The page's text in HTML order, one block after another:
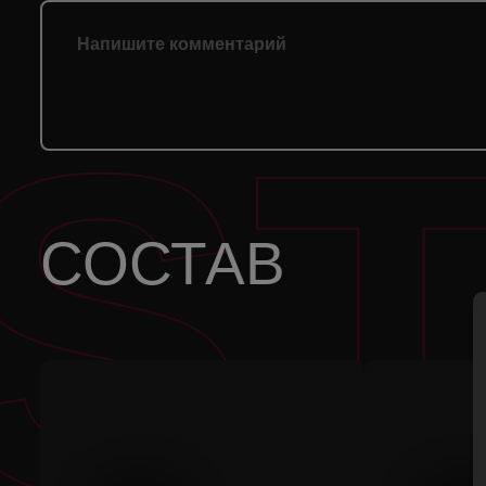
СОСТАВ